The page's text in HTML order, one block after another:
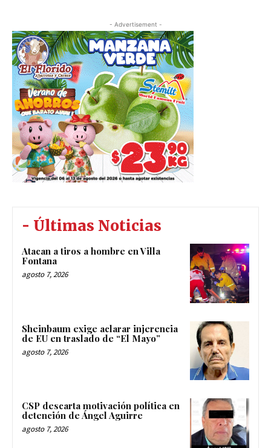
- Advertisement -
- Últimas Noticias
Atacan a tiros a hombre en Villa
Fontana
agosto 7, 2026
Sheinbaum exige aclarar injerencia
de EU en traslado de “El Mayo”
agosto 7, 2026
CSP descarta motivación política en
detención de Ángel Aguirre
agosto 7, 2026